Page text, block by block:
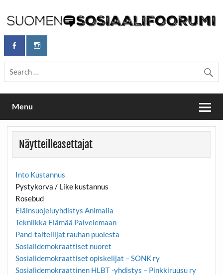
content
Maailmanparannuspäivät / Suomen
Sosiaalifoorumi
Maailmanparannuspäivät Lapinlahden Lähteellä, Helsingissä
26.–27.9.2026
Menu
Näytteilleasettajat
Into Kustannus
Pystykorva / Like kustannus
Rosebud
Eläinsuojeluyhdistys Animalia
Tekniikka Elämää Palvelemaan
Pand-taiteilijat rauhan puolesta
Sosialidemokraattiset nuoret
Sosialidemokraattiset opiskelijat – SONK ry
Sosialidemokraattinen HLBT -yhdistys – Pinkkiruusu ry